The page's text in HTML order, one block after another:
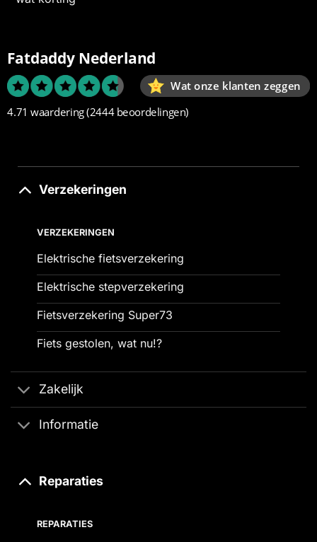
Fatdaddy Nederland
Wat onze klanten zeggen
4.71 waardering(2444 beoordelingen)
Verzekeringen
VERZEKERINGEN
Elektrische fietsverzekering
Elektrische stepverzekering
Fietsverzekering Super73
Fiets gestolen, wat nu!?
Zakelijk
Informatie
Reparaties
REPARATIES